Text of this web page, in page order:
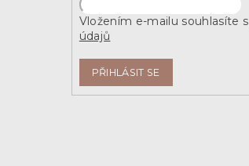
Vložením e-mailu souhlasíte s
údajů
PŘIHLÁSIT SE